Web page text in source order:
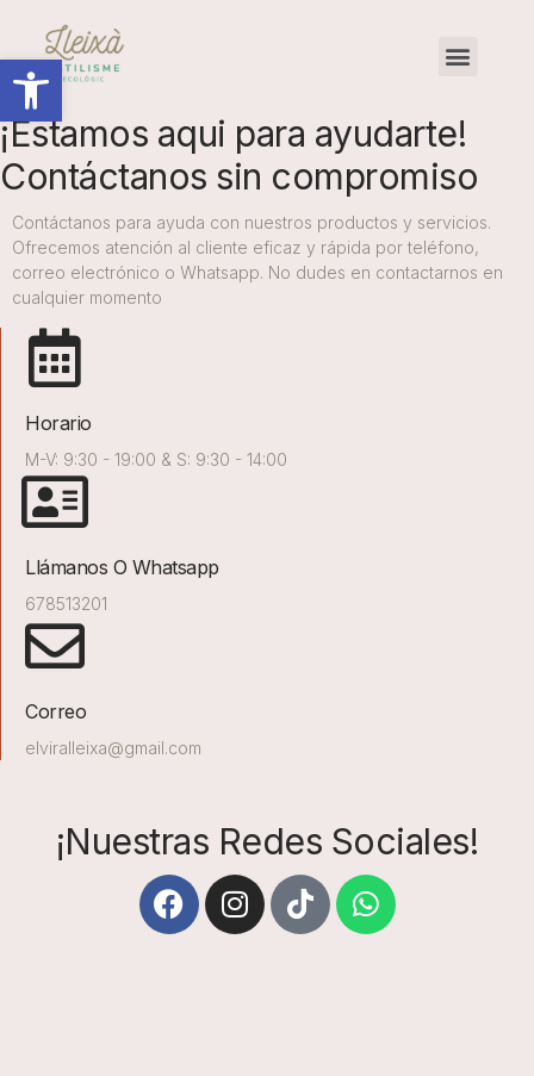
Abrir barra de herramientas
¡Estamos aqui para ayudarte!
Contáctanos sin compromiso
Contáctanos para ayuda con nuestros productos y servicios.
Ofrecemos atención al cliente eficaz y rápida por teléfono,
correo electrónico o Whatsapp. No dudes en contactarnos en
cualquier momento
Horario
M-V: 9:30 - 19:00 & S: 9:30 - 14:00
Llámanos O Whatsapp
678513201
Correo
elviralleixa@gmail.com
¡Nuestras Redes Sociales!